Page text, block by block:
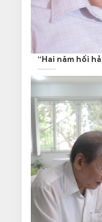
“Hai năm hối